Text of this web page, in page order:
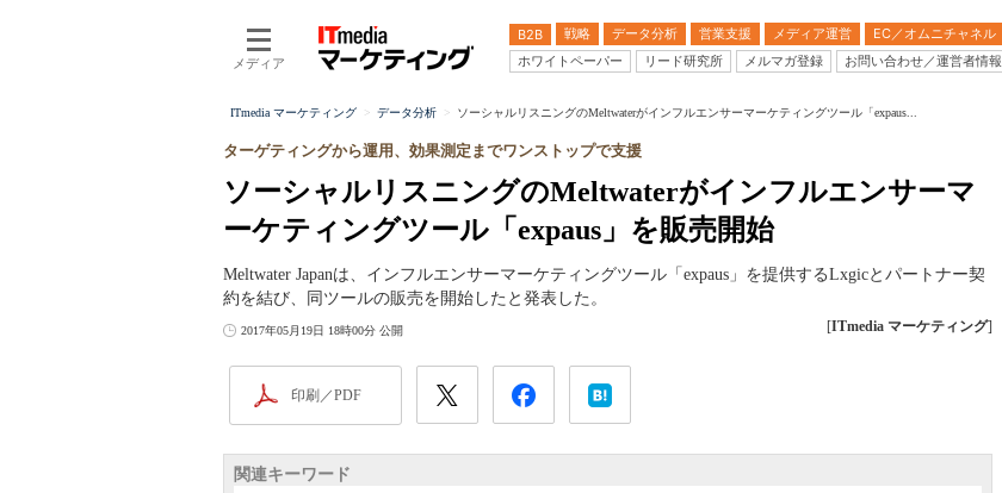
メディア
B2B 戦略 データ分析 営業支援 メディア運営 EC／オムニチャネル
ホワイトペーパー
リード研究所 メルマガ登録 お問い合わせ／運営者情報
ITmedia マーケティング データ分析 ソーシャルリスニングのMeltwaterがインフルエンサーマーケティングツール「expaus...
ソーシャルリスニングのMeltwaterがインフルエンサーマ
ーケティングツール「expaus」を販売開始
ターゲティングから運用、効果測定までワンストップで支援
Meltwater Japanは、インフルエンサーマーケティングツール「expaus」を提供するLxgicとパートナー契
約を結び、同ツールの販売を開始したと発表した。
2017年05月19日 18時00分 公開 [ITmedia マーケティング]
印刷／PDF
関連キーワード